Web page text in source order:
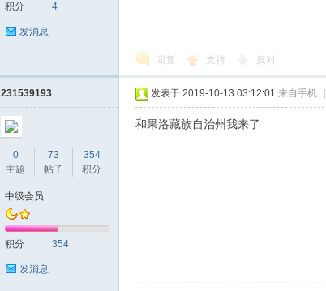
积分 4
发消息
回复 支持 反对
231539193
0
主题
73
帖子
354
积分
中级会员
积分 354
发消息
发表于 2019-10-13 03:12:01 来自手机
和果洛藏族自治州我来了